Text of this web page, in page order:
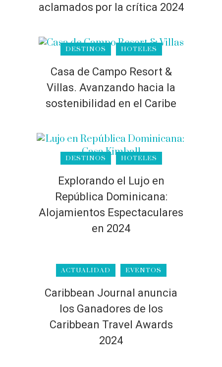
aclamados por la crítica 2024
DESTINOS HOTELES
Casa de Campo Resort &
Villas. Avanzando hacia la
sostenibilidad en el Caribe
DESTINOS HOTELES
Explorando el Lujo en
República Dominicana:
Alojamientos Espectaculares
en 2024
ACTUALIDAD EVENTOS
Caribbean Journal anuncia
los Ganadores de los
Caribbean Travel Awards
2024